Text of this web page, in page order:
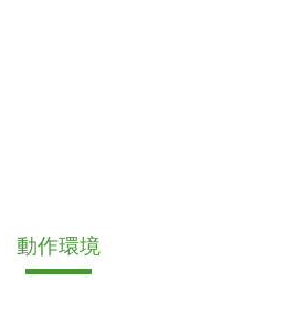
動作環境